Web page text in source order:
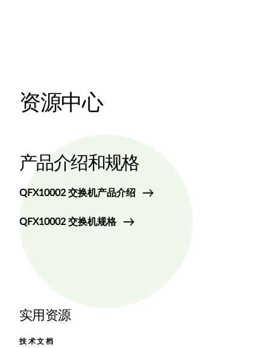
资源中心
实用资源
技术文档
产品介绍和规格
QFX10002 交换机产品介绍
QFX10002 交换机规格